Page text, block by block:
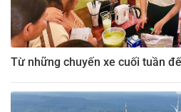
Từ những chuyến xe cuối tuần